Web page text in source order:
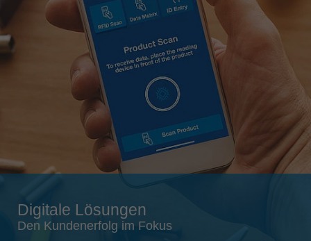
Polska
polski
Portugal
português
România
Română
Schweiz
deutsch français
Slovenija
Digitale Lösungen
Den Kundenerfolg im Fokus